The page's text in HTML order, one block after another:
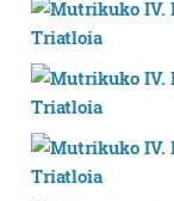
neurtzeko,
produktuak
erabiltzen dituen
interes
bazkideen